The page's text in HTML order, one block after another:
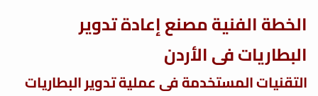
الخطة الفنية مصنع إعادة تدوير
البطاريات فى الأردن
التقنيات المستخدمة فى عملية تدوير البطاريات